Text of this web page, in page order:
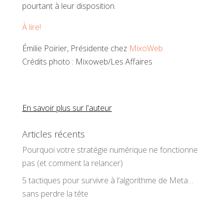
pourtant à leur disposition.
À lire!
Émilie Poirier, Présidente chez MixoWeb
Crédits photo : Mixoweb/Les Affaires
En savoir plus sur l'auteur
Articles récents
Pourquoi votre stratégie numérique ne fonctionne
pas (et comment la relancer)
5 tactiques pour survivre à l’algorithme de Meta…
sans perdre la tête